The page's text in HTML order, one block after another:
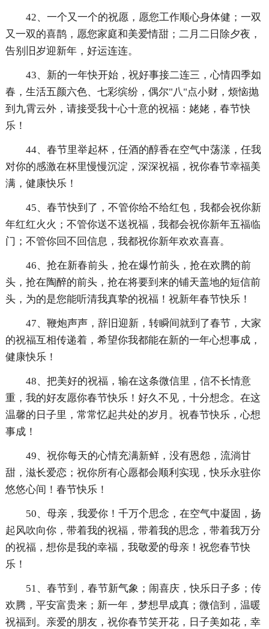
42、一个又一个的祝愿，愿您工作顺心身体健；一双
又一双的喜鹊，愿您家庭和美爱情甜；二月二日除夕夜，
告别旧岁迎新年，好运连连。
43、新的一年快开始，祝好事接二连三，心情四季如
春，生活五颜六色、七彩缤纷，偶尔"八"点小财，烦恼抛
到九霄云外，请接受我十心十意的祝福：姥姥，春节快
乐！
44、春节里举起杯，任酒的醇香在空气中荡漾，任我
对你的感激在杯里慢慢沉淀，深深祝福，祝你春节幸福美
满，健康快乐！
45、春节快到了，不管你给不给红包，我都会祝你新
年红红火火；不管你送不送祝福，我都会祝你新年五福临
门；不管你回不回信息，我都祝你新年欢欢喜喜。
46、抢在新春前头，抢在爆竹前头，抢在欢腾的前
头，抢在陶醉的前头，抢在将要到来的铺天盖地的短信前
头，为的是您能听清我真挚的祝福！祝新年春节快乐！
47、鞭炮声声，辞旧迎新，转瞬间就到了春节，大家
的祝福互相传递着，希望你我都能在新的一年心想事成，
健康快乐！
48、把美好的祝福，输在这条微信里，信不长情意
重，我的好友愿你春节快乐！好久不见，十分想念。在这
温馨的日子里，常常忆起共处的岁月。祝春节快乐，心想
事成！
49、祝你每天的心情充满新鲜，没有恩怨，流淌甘
甜，滋长爱恋；祝你所有心愿都会顺利实现，快乐永驻你
悠悠心间！春节快乐！
50、母亲，我爱你！千万个思念，在空气中凝固，扬
起风吹向你，带着我的祝福，带着我的思念，带着我万分
的祝福，想你是我的幸福，我敬爱的母亲！祝您春节快
乐！
51、春节到，春节新气象；闹喜庆，快乐日子多；传
欢腾，平安富贵来；新一年，梦想早成真；微信到，温暖
祝福到。亲爱的朋友，祝你春节笑开花，日子美如花，幸